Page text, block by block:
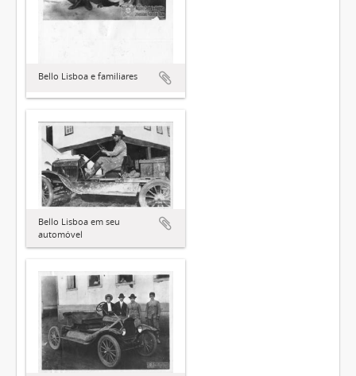
Bello Lisboa e familiares
Bello Lisboa em seu
automóvel